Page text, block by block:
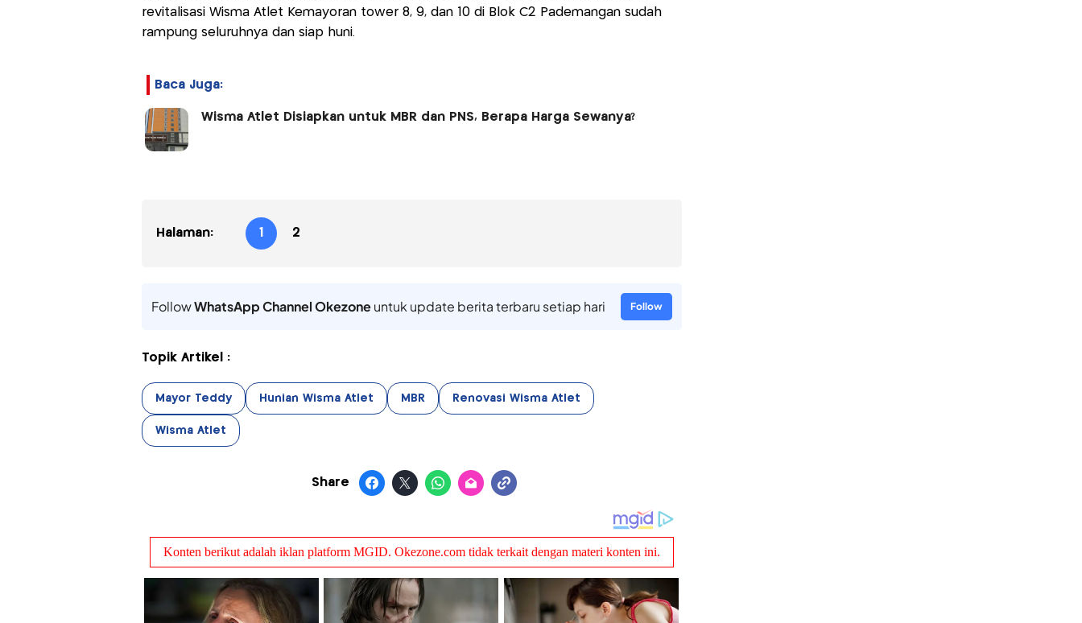
revitalisasi Wisma Atlet Kemayoran tower 8, 9, dan 10 di Blok C2 Pademangan sudah
rampung seluruhnya dan siap huni.
Baca Juga:
Wisma Atlet Disiapkan untuk MBR dan PNS, Berapa Harga Sewanya?
Halaman: 1 2
FollowWhatsApp Channel Okezoneuntuk update berita terbaru setiap hari Follow
Topik Artikel :
Mayor Teddy Hunian Wisma Atlet MBR Renovasi Wisma Atlet
Wisma Atlet
Share